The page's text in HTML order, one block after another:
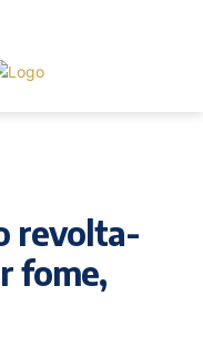
revolta-
fome,